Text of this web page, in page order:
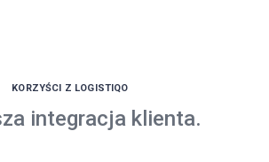
KORZYŚCI Z LOGISTIQO
integracja klienta.